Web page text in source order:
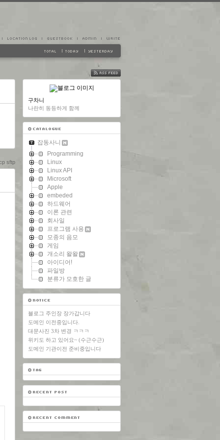
sftp
FEED
구차니
나란히 동등하게 함께
잡동사니
Programming
Linux
Linux API
Microsoft
Apple
embeded
하드웨어
이론 관련
회사일
프로그램 사용
모종의 음모
게임
개소리 왈왈
아이디어!
파일방
분류가 모호한 글
블로그 주인장 장가갑니다
도메인 이전중입니다.
대문사진 3차 변경 ㅋㅋㅋ
위키도 하고 있어요~ (수근수근)
도메인 기관이전 준비중입니다